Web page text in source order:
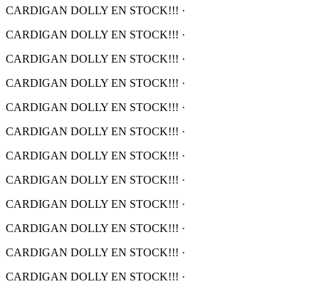
CARDIGAN DOLLY EN STOCK!!! ·
CARDIGAN DOLLY EN STOCK!!! ·
CARDIGAN DOLLY EN STOCK!!! ·
CARDIGAN DOLLY EN STOCK!!! ·
CARDIGAN DOLLY EN STOCK!!! ·
CARDIGAN DOLLY EN STOCK!!! ·
CARDIGAN DOLLY EN STOCK!!! ·
CARDIGAN DOLLY EN STOCK!!! ·
CARDIGAN DOLLY EN STOCK!!! ·
CARDIGAN DOLLY EN STOCK!!! ·
CARDIGAN DOLLY EN STOCK!!! ·
CARDIGAN DOLLY EN STOCK!!! ·